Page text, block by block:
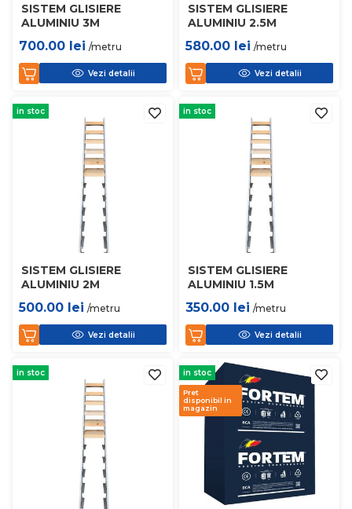
SISTEM GLISIERE
ALUMINIU 3M
700.00 lei /metru
Vezi detalii
SISTEM GLISIERE
ALUMINIU 2.5M
580.00 lei /metru
Vezi detalii
in stoc
SISTEM GLISIERE
ALUMINIU 2M
500.00 lei /metru
Vezi detalii
in stoc
SISTEM GLISIERE
ALUMINIU 1.5M
350.00 lei /metru
Vezi detalii
in stoc in stoc
Pret
disponibil in
magazin